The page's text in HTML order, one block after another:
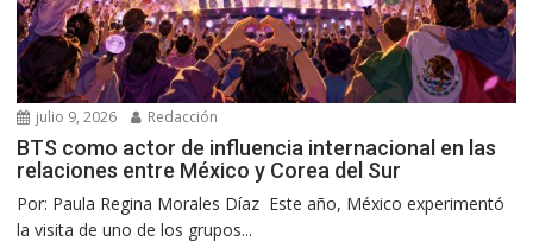
julio 9, 2026 Redacción
BTS como actor de influencia internacional en las
relaciones entre México y Corea del Sur
Por: Paula Regina Morales Díaz Este año, México experimentó
la visita de uno de los grupos...